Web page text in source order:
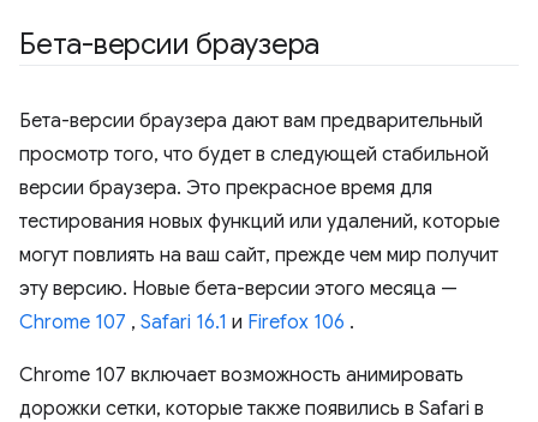
Бета-версии браузера
Бета-версии браузера дают вам предварительный
просмотр того, что будет в следующей стабильной
версии браузера. Это прекрасное время для
тестирования новых функций или удалений, которые
могут повлиять на ваш сайт, прежде чем мир получит
эту версию. Новые бета-версии этого месяца —
Chrome 107 , Safari 16.1 и Firefox 106 .
Chrome 107 включает возможность анимировать
дорожки сетки, которые также появились в Safari в